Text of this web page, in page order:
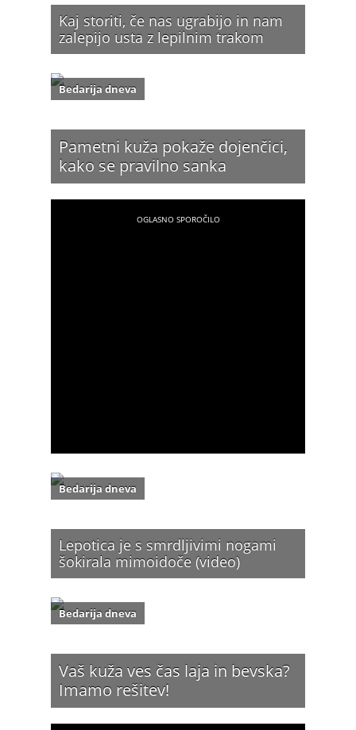
Kaj storiti, če nas ugrabijo in nam
zalepijo usta z lepilnim trakom
Pametni kuža pokaže dojenčici,
kako se pravilno sanka
Bedarija dneva
Lepotica je s smrdljivimi nogami
šokirala mimoidoče (video)
Bedarija dneva
Vaš kuža ves čas laja in bevska?
Imamo rešitev!
Bedarija dneva